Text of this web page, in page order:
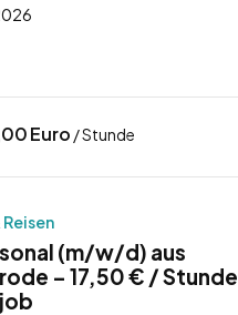
Euro / Stunde
(m/w/d) aus
– 17,50 € / Stunde